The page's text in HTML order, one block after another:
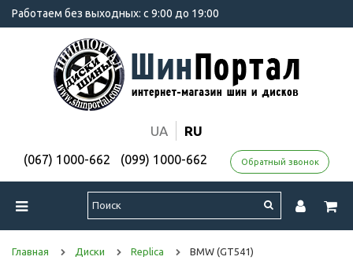
Работаем без выходных: с 9:00 до 19:00
UA RU
(067) 1000-662 (099) 1000-662 Обратный звонок
Главная Диски Replica BMW (GT541)